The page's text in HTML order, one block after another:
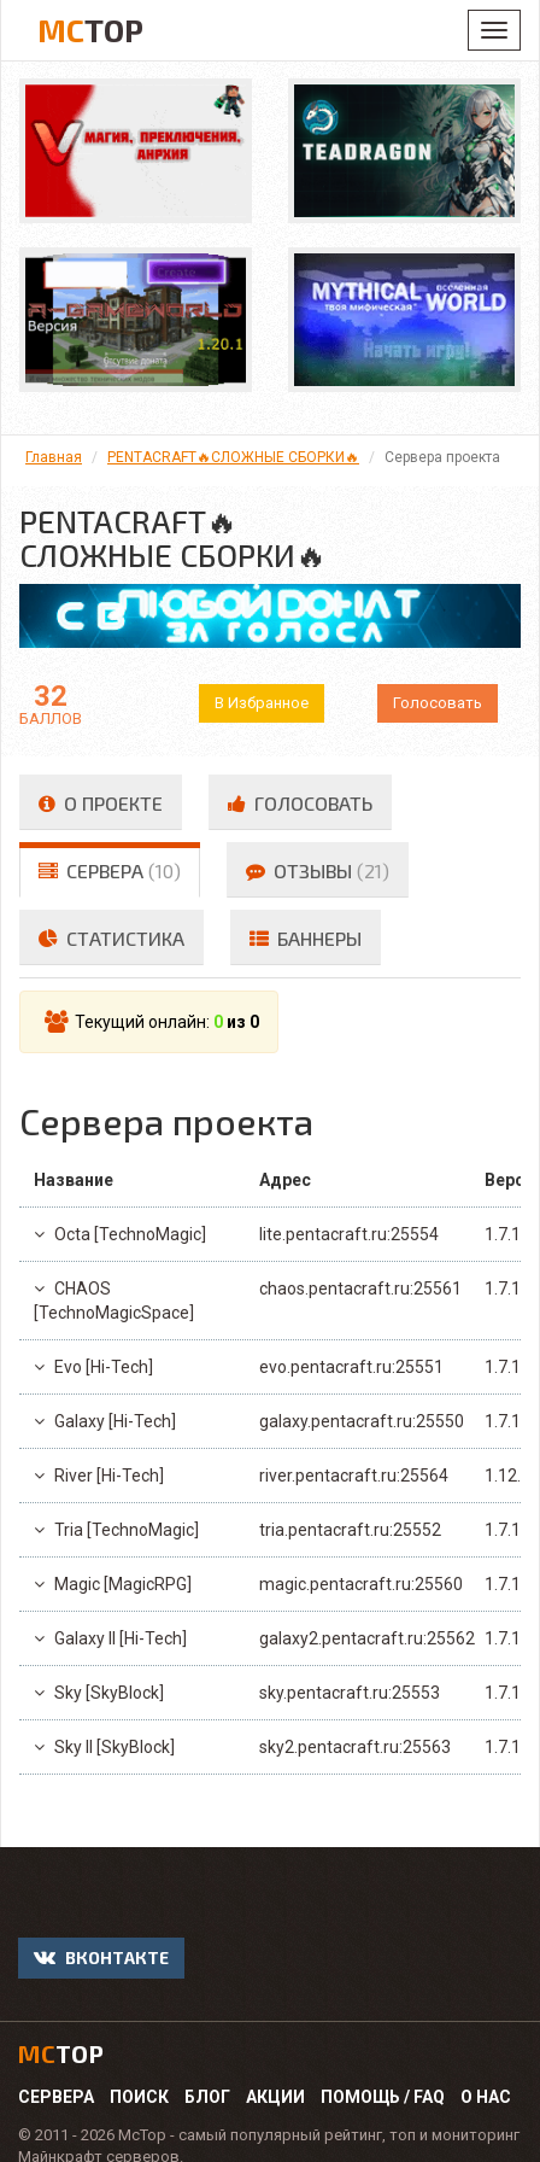
MCTOP
Главная PENTACRAFT🔥СЛОЖНЫЕ СБОРКИ🔥 Сервера проекта
PENTACRAFT🔥
СЛОЖНЫЕ СБОРКИ🔥
32
БАЛЛОВ
В Избранное Голосовать
О ПРОЕКТЕ ГОЛОСОВАТЬ
СЕРВЕРА (10) ОТЗЫВЫ (21)
СТАТИСТИКА БАННЕРЫ
Текущий онлайн: 0 из 0
Сервера проекта
Название Адрес
Octa [TechnoMagic] lite.pentacraft.ru:25554 1.7.10
CHAOS
[TechnoMagicSpace]
chaos.pentacraft.ru:25561 1.7.10
Evo [Hi-Tech] evo.pentacraft.ru:25551 1.7.10
Galaxy [Hi-Tech] galaxy.pentacraft.ru:25550 1.7.10
River [Hi-Tech] river.pentacraft.ru:25564 1.12.2
Tria [TechnoMagic] tria.pentacraft.ru:25552 1.7.10
Magic [MagicRPG] magic.pentacraft.ru:25560 1.7.10
Galaxy II [Hi-Tech] galaxy2.pentacraft.ru:25562 1.7.10
Sky [SkyBlock] sky.pentacraft.ru:25553 1.7.10
Sky II [SkyBlock] sky2.pentacraft.ru:25563 1.7.10
ВКОНТАКТЕ
MCTOP
СЕРВЕРА ПОИСК БЛОГ АКЦИИ ПОМОЩЬ / FAQ О НАС
© 2011 - 2026 McTop - самый популярный рейтинг, топ и мониторинг
Майнкрафт серверов.